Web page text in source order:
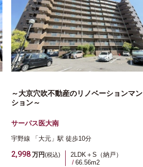
～大京穴吹不動産のリノベーションマン
ション～
サーパス医大南
宇野線 「大元」駅 徒歩10分
2,998 万円(税込)
2LDK＋S（納戸）
66.56m2